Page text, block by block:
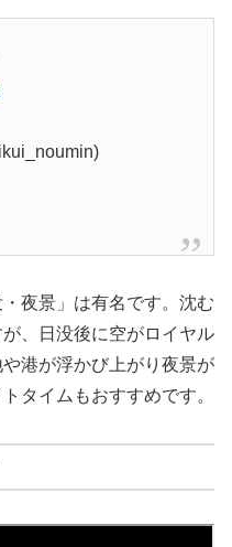
夜景」は有名です。沈む
、日没後に空がロイヤル
港が浮かび上がり夜景が
タイムもおすすめです。